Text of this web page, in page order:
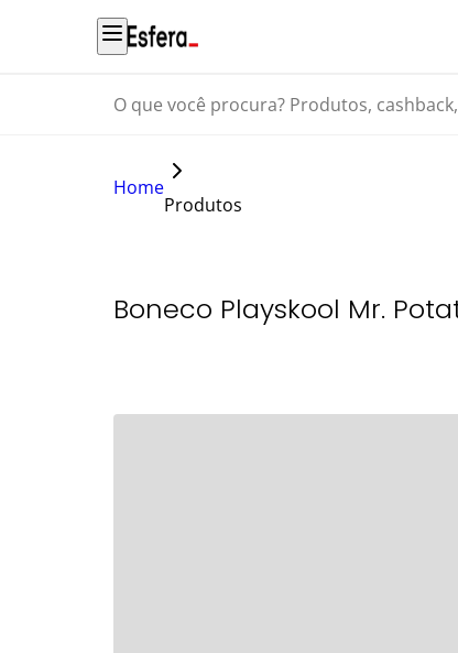
O que você procura? Produtos, cashback,
Home
Produtos
Boneco Playskool Mr.